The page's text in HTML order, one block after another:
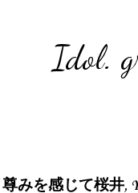
Idol.
尊みを感じて桜井,